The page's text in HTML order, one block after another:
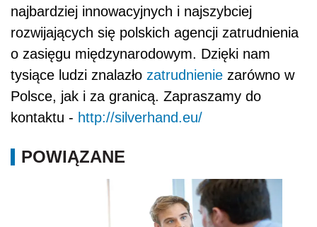
najbardziej innowacyjnych i najszybciej
rozwijających się polskich agencji zatrudnienia
o zasięgu międzynarodowym. Dzięki nam
tysiące ludzi znalazło zatrudnienie zarówno w
Polsce, jak i za granicą. Zapraszamy do
kontaktu - http://silverhand.eu/
POWIĄZANE